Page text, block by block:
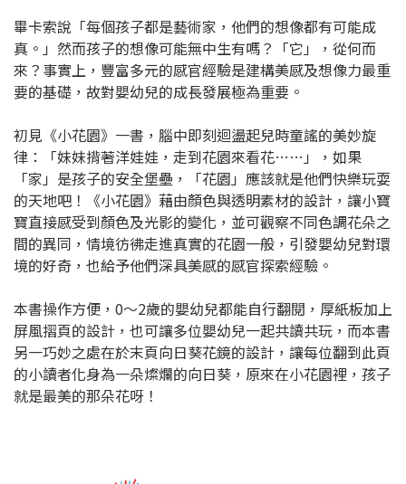
畢卡索說「每個孩子都是藝術家，他們的想像都有可能成
真。」然而孩子的想像可能無中生有嗎？「它」，從何而
來？事實上，豐富多元的感官經驗是建構美感及想像力最重
要的基礎，故對嬰幼兒的成長發展極為重要。
初見《小花園》一書，腦中即刻迴盪起兒時童謠的美妙旋
律：「妹妹揹著洋娃娃，走到花園來看花……」，如果
「家」是孩子的安全堡壘，「花園」應該就是他們快樂玩耍
的天地吧！《小花園》藉由顏色與透明素材的設計，讓小寶
寶直接感受到顏色及光影的變化，並可觀察不同色調花朵之
間的異同，情境彷彿走進真實的花園一般，引發嬰幼兒對環
境的好奇，也給予他們深具美感的感官探索經驗。
本書操作方便，0～2歲的嬰幼兒都能自行翻閱，厚紙板加上
屏風摺頁的設計，也可讓多位嬰幼兒一起共讀共玩，而本書
另一巧妙之處在於末頁向日葵花鏡的設計，讓每位翻到此頁
的小讀者化身為一朵燦爛的向日葵，原來在小花園裡，孩子
就是最美的那朵花呀！